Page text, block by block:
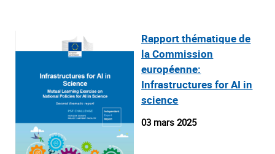
Rapport thématique de
la Commission
européenne:
Infrastructures for AI in
science
03 mars 2025